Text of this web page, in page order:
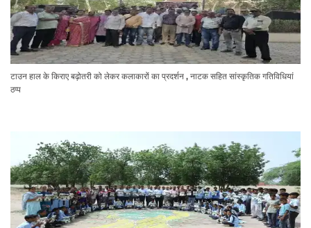
टाउन हाल के किराए बढ़ोतरी को लेकर कलाकारों का प्रदर्शन , नाटक सहित सांस्कृतिक गतिविधियां
ठप्प